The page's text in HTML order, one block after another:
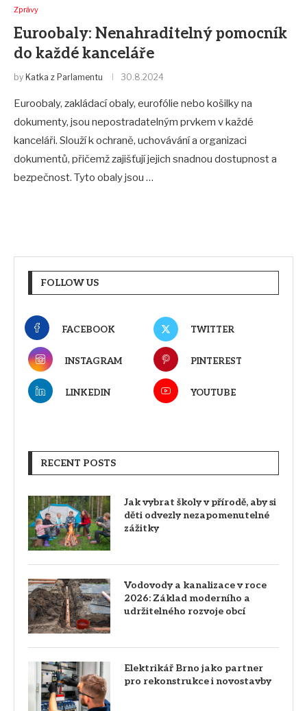
Zprávy
Euroobaly: Nenahraditelný pomocník
do každé kanceláře
by Katka z Parlamentu 30.8.2024
Euroobaly, zakládací obaly, eurofólie nebo košilky na
dokumenty, jsou nepostradatelným prvkem v každé
kanceláři. Slouží k ochraně, uchovávání a organizaci
dokumentů, přičemž zajišťují jejich snadnou dostupnost a
bezpečnost. Tyto obaly jsou …
FOLLOW US
FACEBOOK TWITTER
INSTAGRAM PINTEREST
LINKEDIN YOUTUBE
RECENT POSTS
Jak vybrat školy v přírodě, aby si
děti odvezly nezapomenutelné
zážitky
Vodovody a kanalizace v roce
2026: Základ moderního a
udržitelného rozvoje obcí
Elektrikář Brno jako partner
pro rekonstrukce i novostavby